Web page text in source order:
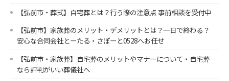
【弘前市・葬式】自宅葬とは？行う際の注意点 事前相談を受付中
【弘前市】家族葬のメリット・デメリットとは？一日で終わる？
安心な合同会社とーたる・さぽーと0528へお任せ
【弘前市・家族葬】自宅葬のメリットやマナーについて・自宅葬
なら評判がいい葬儀社へ